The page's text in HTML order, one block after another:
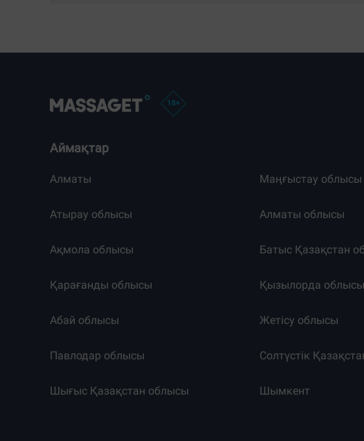
Аймақтар
Алматы Маңғыстау облысы
Атырау облысы Алматы облысы
Ақмола облысы Батыс Қазақстан
Қарағанды облысы Қызылорда облысы
Абай облысы Жетісу облысы
Павлодар облысы Солтүстік
Шығыс Қазақстан облысы Шымкент